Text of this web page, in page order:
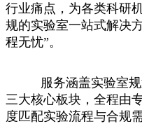
行业痛点，为各类科研
规的实验室一站式解决
程无忧”。
服务涵盖实验室规划
三大核心板块，全程由
度匹配实验流程与合规